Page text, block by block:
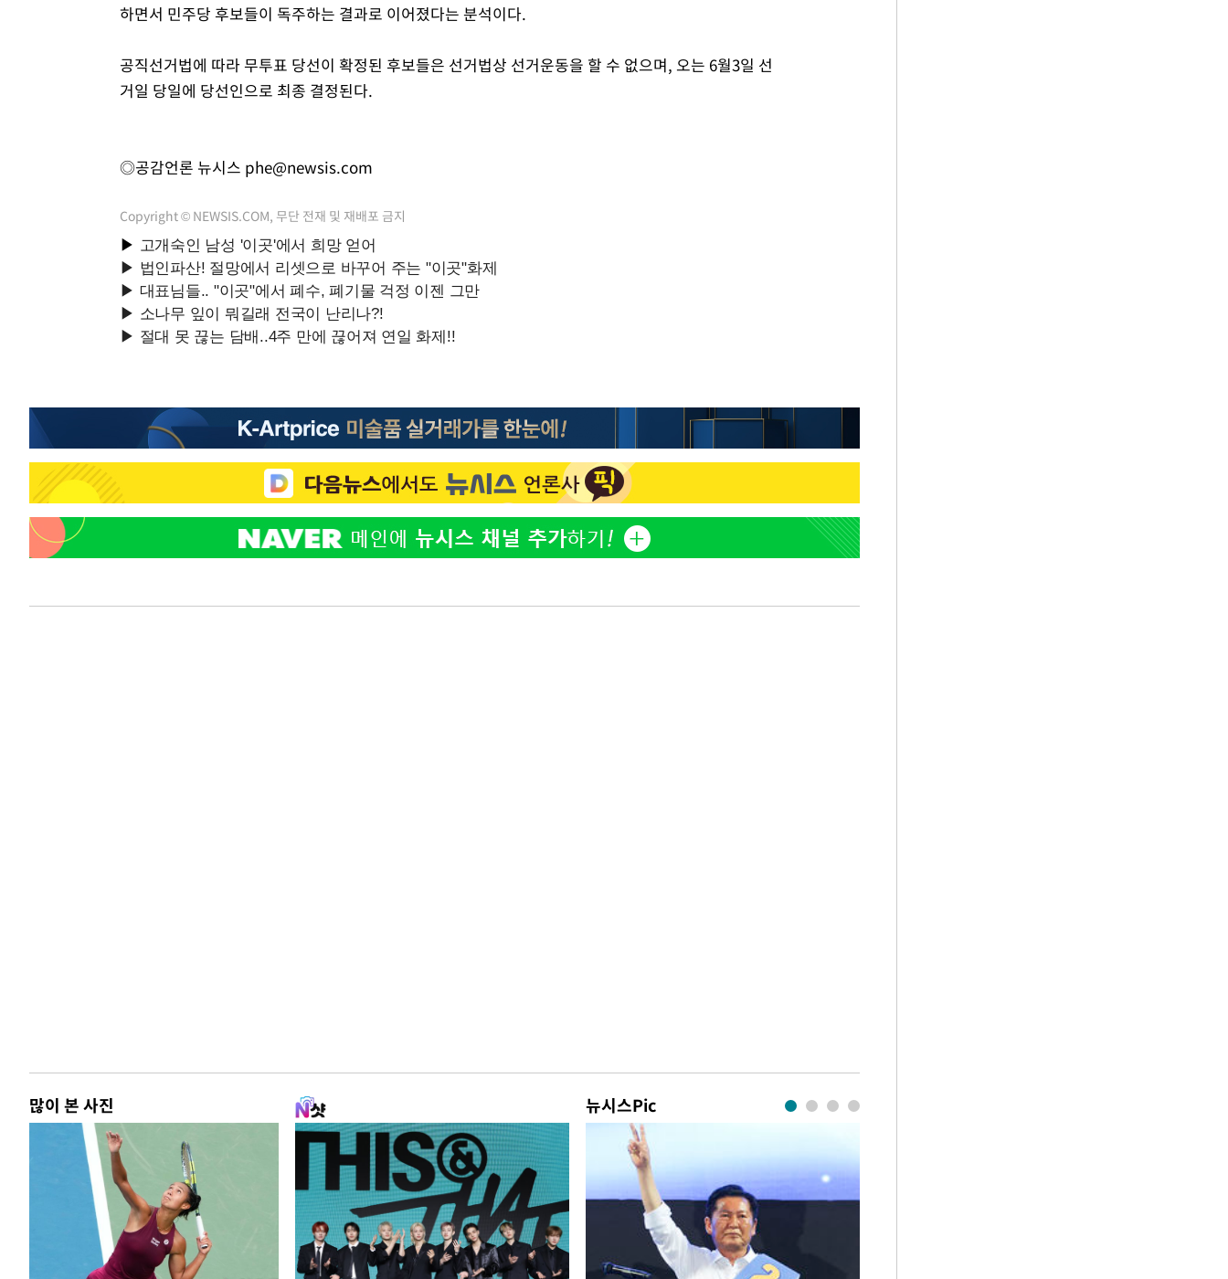
하면서 민주당 후보들이 독주하는 결과로 이어졌다는 분석이다.
공직선거법에 따라 무투표 당선이 확정된 후보들은 선거법상 선거운동을 할 수 없으며, 오는 6월3일 선
거일 당일에 당선인으로 최종 결정된다.
◎공감언론 뉴시스 phe@newsis.com
Copyright © NEWSIS.COM, 무단 전재 및 재배포 금지
많이 본 사진 뉴시스Pic